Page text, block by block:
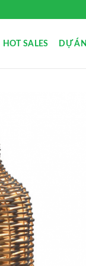
HOT SALES DỰ ÁN